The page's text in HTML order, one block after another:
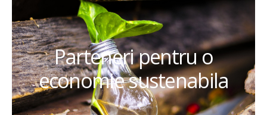
Parteneri pentru o
economie sustenabila